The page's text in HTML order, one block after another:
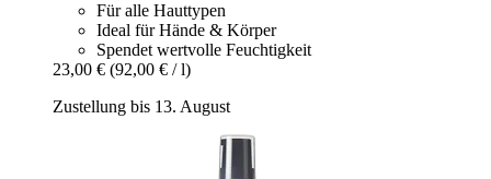
Für alle Hauttypen
Ideal für Hände & Körper
Spendet wertvolle Feuchtigkeit
23,00 € (92,00 € / l)
Zustellung bis 13. August